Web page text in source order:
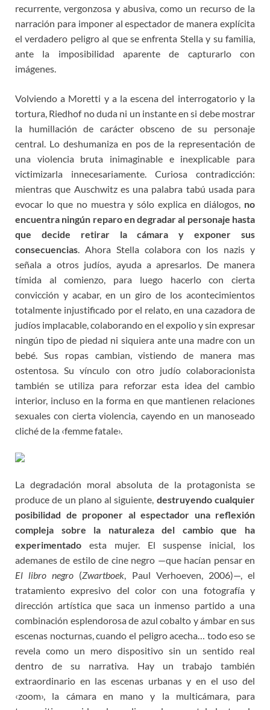
recurrente, vergonzosa y abusiva, como un recurso de la
narración para imponer al espectador de manera explícita
el verdadero peligro al que se enfrenta Stella y su familia,
ante la imposibilidad aparente de capturarlo con
imágenes.
Volviendo a Moretti y a la escena del interrogatorio y la
tortura, Riedhof no duda ni un instante en si debe mostrar
la humillación de carácter obsceno de su personaje
central. Lo deshumaniza en pos de la representación de
una violencia bruta inimaginable e inexplicable para
victimizarla innecesariamente. Curiosa contradicción:
mientras que Auschwitz es una palabra tabú usada para
evocar lo que no muestra y sólo explica en diálogos, no
encuentra ningún reparo en degradar al personaje hasta
que decide retirar la cámara yexponer sus
consecuencias. Ahora Stella colabora con los nazis y
señala a otros judíos, ayuda a apresarlos. De manera
tímida al comienzo, para luego hacerlo con cierta
convicción y acabar, en un giro de los acontecimientos
totalmente injustificado por el relato, en una cazadora de
judíos implacable, colaborando en el expolio y sin expresar
ningún tipo de piedad ni siquiera ante una madre con un
bebé. Sus ropas cambian, vistiendo de manera mas
ostentosa. Su vínculo con otro judío colaboracionista
también se utiliza para reforzar esta idea del cambio
interior, incluso en la forma en que mantienen relaciones
sexuales con cierta violencia, cayendo en un manoseado
cliché de la ‹femme fatale›.
La degradación moral absoluta de la protagonista se
produce de un plano al siguiente, destruyendo cualquier
posibilidad de proponer al espectador una reflexión
compleja sobre la naturaleza del cambio que ha
experimentado esta mujer. El suspense inicial, los
ademanes de estilo de cine negro —que hacían pensar en
El libro negro (Zwartboek, Paul Verhoeven, 2006)—, el
tratamiento expresivo del color con una fotografía y
dirección artística que saca un inmenso partido a una
combinación esplendorosa de azul cobalto y ámbar en sus
escenas nocturnas, cuando el peligro acecha… todo eso se
revela como un mero dispositivo sin un sentido real
dentro de su narrativa. Hay un trabajo también
extraordinario en las escenas urbanas y en el uso del
‹zoom›, la cámara en mano y la multicámara, para